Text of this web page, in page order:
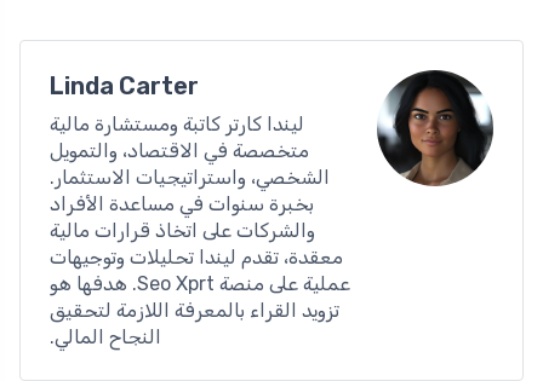
Linda Carter
ليندا كارتر كاتبة ومستشارة مالية
متخصصة في الاقتصاد، والتمويل
الشخصي، واستراتيجيات الاستثمار.
بخبرة سنوات في مساعدة الأفراد
والشركات على اتخاذ قرارات مالية
معقدة، تقدم ليندا تحليلات وتوجيهات
عملية على منصة Seo Xprt. هدفها هو
تزويد القراء بالمعرفة اللازمة لتحقيق
النجاح المالي.